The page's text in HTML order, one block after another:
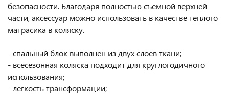
безопасности. Благодаря полностью съемной верхней
части, аксессуар можно использовать в качестве теплого
матрасика в коляску.
- спальный блок выполнен из двух слоев ткани;
- всесезонная коляска подходит для круглогодичного
использования;
- легкость трансформации;